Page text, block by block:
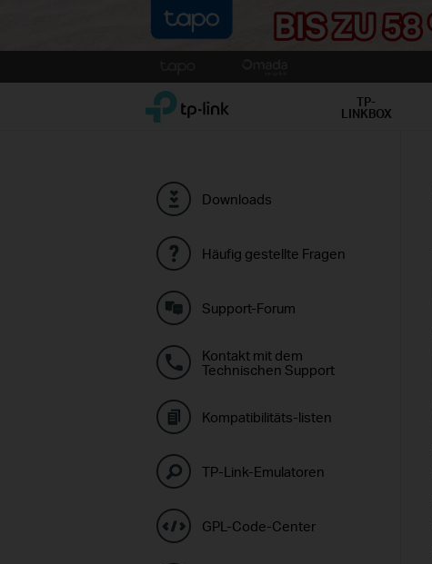
to
TP-Link, Reliably Smart TP-
LINKBOX
Downloads
Häufig gestellte Fragen
Support-Forum
Kontakt mit dem
Technischen Support
Kompatibilitäts-listen
TP-Link-Emulatoren
GPL-Code-Center